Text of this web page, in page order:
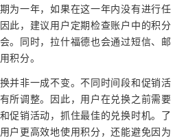
为一年，如果在这一年内没有进行任
此，建议用户定期检查账户中的积分
。同时，拉什福德也会通过短信、邮
积分。
并非一成不变。不同时间段和促销活
所调整。因此，用户在兑换之前需要
促销活动，抓住最佳的兑换时机。了
户更高效地使用积分，还能避免因为